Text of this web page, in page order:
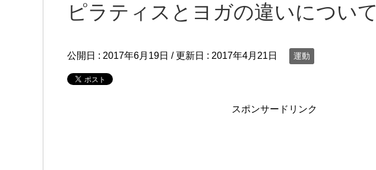
ピラティスとヨガの違いについて
公開日 : 2017年6月19日 / 更新日 : 2017年4月21日 運動
スポンサードリンク